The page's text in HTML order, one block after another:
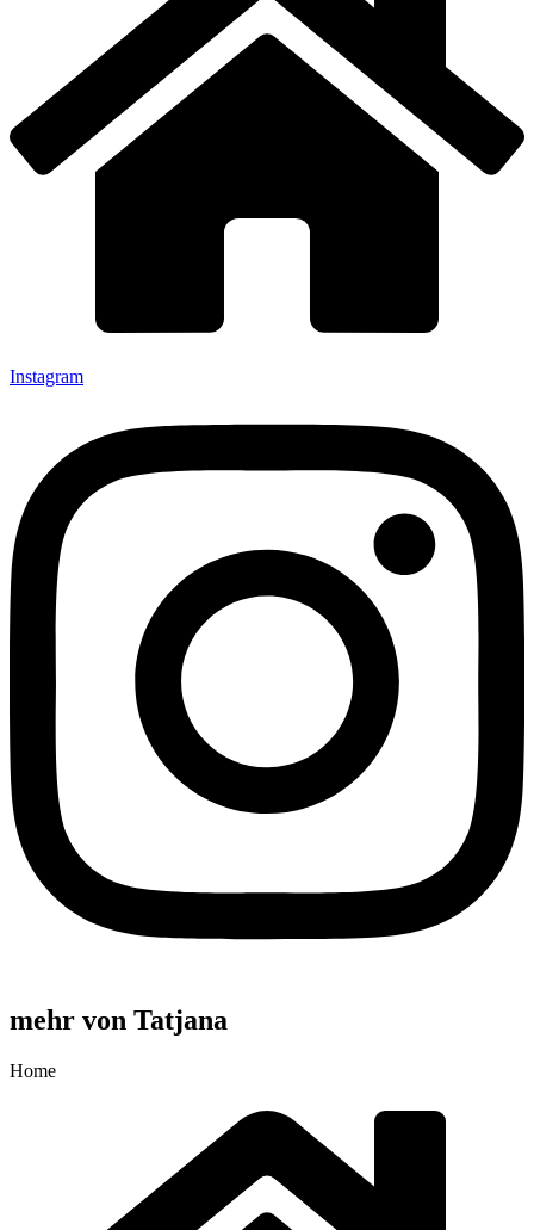
Instagram
mehr von Tatjana
Home